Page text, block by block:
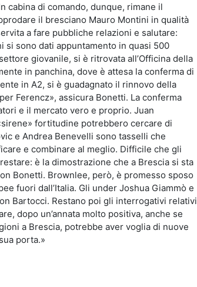
cabina di comando, dunque, rimane il
il bresciano Mauro Montini in qualità
a fare pubbliche relazioni e salutare:
sono dati appuntamento in quasi 500
giovanile, si è ritrovata all’Officina della
in panchina, dove è attesa la conferma di
in A2, si è guadagnato il rinnovo della
Ferencz», assicura Bonetti. La conferma
e il mercato vero e proprio. Juan
fortitudine potrebbero cercare di
e Andrea Benevelli sono tasselli che
e combinare al meglio. Difficile che gli
è la dimostrazione che a Brescia si sta
Bonetti. Brownlee, però, è promesso sposo
fuori dall’Italia. Gli under Joshua Giammò e
Bartocci. Restano poi gli interrogativi relativi
dopo un’annata molto positiva, anche se
a Brescia, potrebbe aver voglia di nuove
porta.»